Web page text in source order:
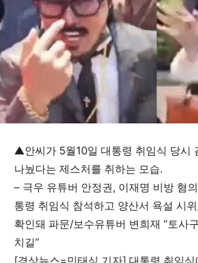
▲안씨가 5월10일 대통령 취임식 당시
나눴다는 제스처를 취하는 모습.
– 극우 유튜버 안정권, 이재명 비방 혐
통령 취임식 참석하고 양산서 욕설 시
확인돼 파문/보수유튜버 변희재 “토사
치길”